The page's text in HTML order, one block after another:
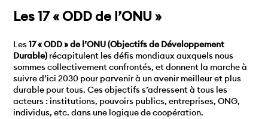
Les 17 « ODD de l’ONU »
Les17 « ODD » de l’ONU (Objectifs de Développement
Durable) récapitulent les défis mondiaux auxquels nous
sommes collectivement confrontés, et donnent la marche à
suivre d’ici 2030 pour parvenir à un avenir meilleur et plus
durable pour tous. Ces objectifs s’adressent à tous les
acteurs : institutions, pouvoirs publics, entreprises, ONG,
individus, etc. dans une logique de coopération.